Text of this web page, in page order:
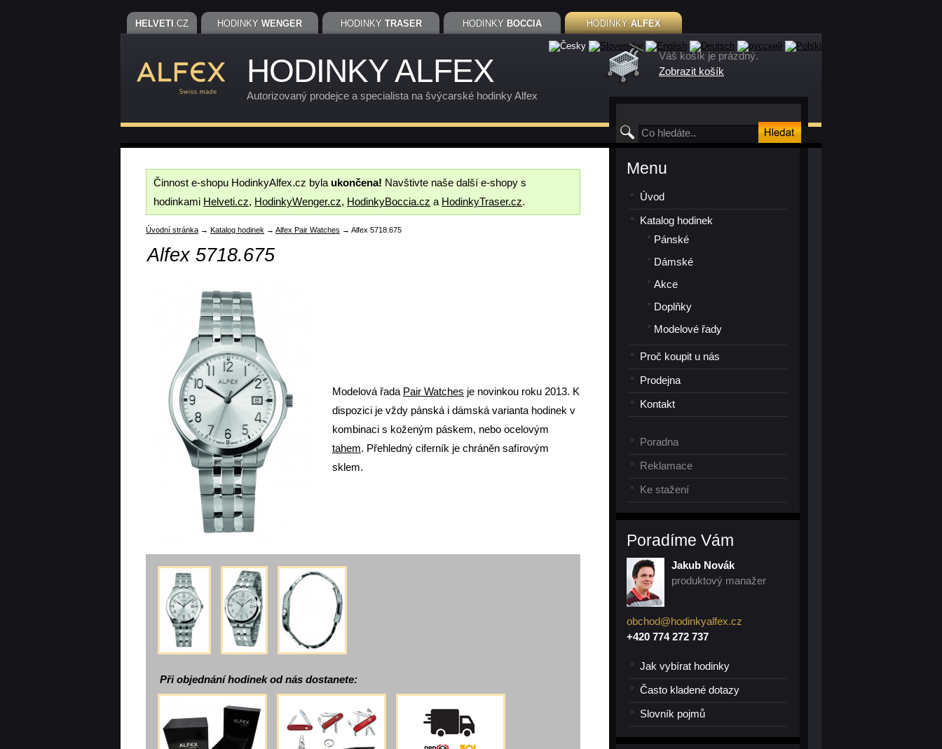
HELVETI .CZ HODINKY WENGER HODINKY TRASER HODINKY BOCCIA HODINKYALFEX
HODINKY ALFEX
Autorizovaný prodejce a specialista na švýcarské hodinky Alfex
Činnost e-shopu HodinkyAlfex.cz byla ukončena! Navštivte naše další e-shopy s
hodinkami Helveti.cz, HodinkyWenger.cz, HodinkyBoccia.cz a HodinkyTraser.cz.
Úvodní stránka → Katalog hodinek → Alfex Pair Watches → Alfex 5718.675
Alfex 5718.675
Modelová řada Pair Watches je novinkou roku 2013. K
dispozici je vždy pánská i dámská varianta hodinek v
kombinaci s koženým páskem, nebo ocelovým
tahem. Přehledný ciferník je chráněn safírovým
sklem.
Při objednání hodinek od nás dostanete:
Váš košík je prázdný.
Zobrazit košík
Menu
Úvod
Katalog hodinek
Pánské
Dámské
Akce
Doplňky
Modelové řady
Proč koupit u nás
Prodejna
Kontakt
Poradna
Reklamace
Ke stažení
Poradíme Vám
Jakub Novák
produktový manažer
obchod@hodinkyalfex.cz
+420 774 272 737
Jak vybírat hodinky
Často kladené dotazy
Slovník pojmů